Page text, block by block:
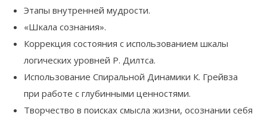
Этапы внутренней мудрости.
«Шкала сознания».
Коррекция состояния с использованием шкалы
логических уровней Р. Дилтса.
Использование Спиральной Динамики К. Грейвза
при работе с глубинными ценностями.
Творчество в поисках смысла жизни, осознании себя